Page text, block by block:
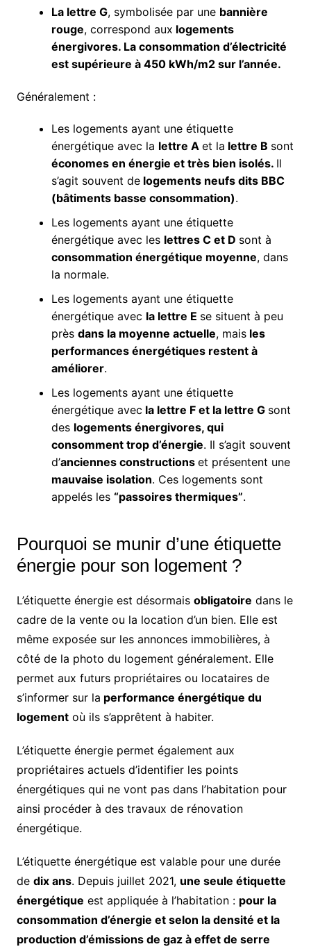
La lettre G, symbolisée par une bannière
rouge, correspond aux logements
énergivores. La consommation d’électricité
est supérieure à 450 kWh/m2 sur l’année.
Généralement :
Les logements ayant une étiquette
énergétique avec la lettre A et la lettre B sont
économes en énergie et très bien isolés. Il
s’agit souvent delogements neufs dits BBC
(bâtiments basse consommation).
Les logements ayant une étiquette
énergétique avec les lettres C et D sont à
consommation énergétique moyenne, dans
la normale.
Les logements ayant une étiquette
énergétique avec la lettre E se situent à peu
près dans la moyenne actuelle, maisles
performances énergétiques restent à
améliorer.
Les logements ayant une étiquette
énergétique avec la lettre F et la lettre G sont
des logements énergivores, qui
consomment trop d’énergie. Il s’agit souvent
d’anciennes constructions et présentent une
mauvaise isolation. Ces logements sont
appelés les “passoires thermiques”.
Pourquoi se munir d’une étiquette
énergie pour son logement ?
L’étiquette énergie est désormais obligatoire dans le
cadre de la vente ou la location d’un bien. Elle est
même exposée sur les annonces immobilières, à
côté de la photo du logement généralement. Elle
permet aux futurs propriétaires ou locataires de
s’informer sur la performance énergétique du
logementoù ils s’apprêtent à habiter.
L’étiquette énergie permet également aux
propriétaires actuels d’identifier les points
énergétiques qui ne vont pas dans l’habitation pour
ainsi procéder à des travaux de rénovation
énergétique.
L’étiquette énergétique est valable pour une durée
de dix ans. Depuis juillet 2021, une seule étiquette
énergétique est appliquée à l’habitation : pour la
consommation d’énergie et selon la densité et la
production d’émissions de gaz à effet de serre